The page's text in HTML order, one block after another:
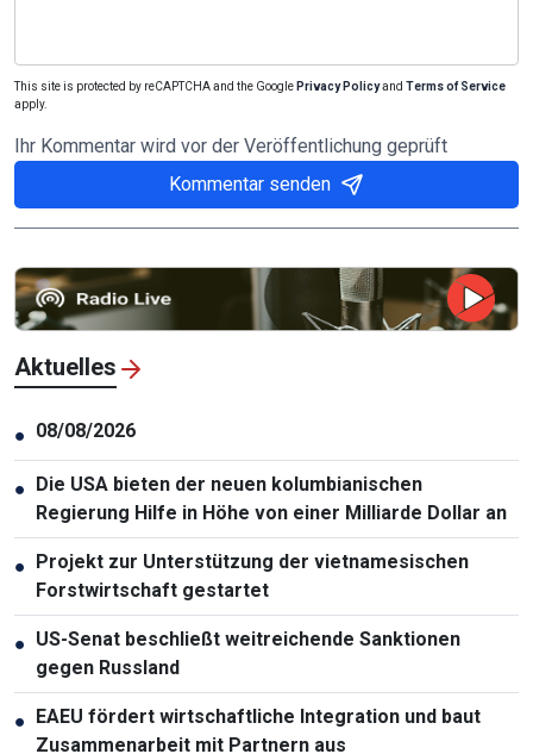
This site is protected by reCAPTCHA and the Google Privacy Policyand Terms of Service
apply.
Ihr Kommentar wird vor der Veröffentlichung geprüft
Kommentar senden
Aktuelles
● 08/08/2026
● Die USA bieten der neuen kolumbianischen
Regierung Hilfe in Höhe von einer Milliarde Dollar an
● Projekt zur Unterstützung der vietnamesischen
Forstwirtschaft gestartet
● US-Senat beschließt weitreichende Sanktionen
gegen Russland
● EAEU fördert wirtschaftliche Integration und baut
Zusammenarbeit mit Partnern aus